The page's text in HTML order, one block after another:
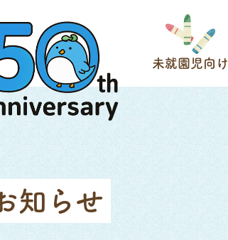
未就園児向け
知らせ